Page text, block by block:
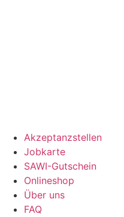
Akzeptanzstellen
Jobkarte
SAWI-Gutschein
Onlineshop
Über uns
FAQ